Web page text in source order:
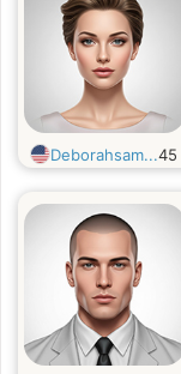
Deborahsam...45